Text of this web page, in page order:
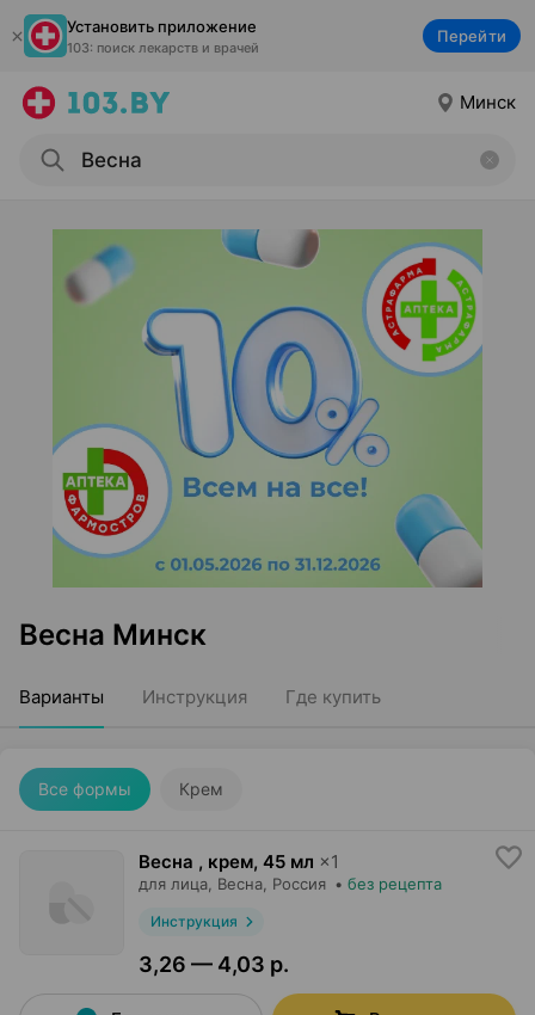
Установить приложение
103: поиск лекарств и врачей
Перейти
Минск
Весна Минск
Варианты Инструкция Где купить
Все формы Крем
Весна , крем, 45 мл ×1
для лица, Весна , Россия • без рецепта
Инструкция
3,26 — 4,03 р.